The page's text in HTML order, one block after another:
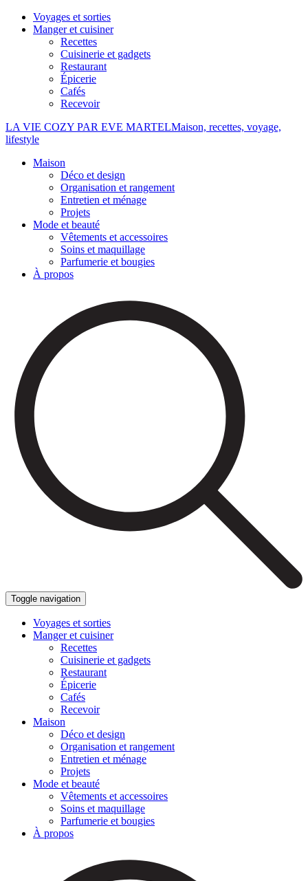
Voyages et sorties
Manger et cuisiner
Recettes
Cuisinerie et gadgets
Restaurant
Épicerie
Cafés
Recevoir
LA VIE COZY PAR EVE MARTELMaison, recettes, voyage,
lifestyle
Maison
Déco et design
Organisation et rangement
Entretien et ménage
Projets
Mode et beauté
Vêtements et accessoires
Soins et maquillage
Parfumerie et bougies
À propos
Toggle navigation
Voyages et sorties
Manger et cuisiner
Recettes
Cuisinerie et gadgets
Restaurant
Épicerie
Cafés
Recevoir
Maison
Déco et design
Organisation et rangement
Entretien et ménage
Projets
Mode et beauté
Vêtements et accessoires
Soins et maquillage
Parfumerie et bougies
À propos